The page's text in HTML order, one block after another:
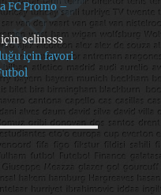
FC Promo –
içinselinsss
için favori